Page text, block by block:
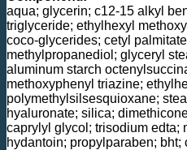
aqua; glycerin; c12-15 alkyl
triglyceride; ethylhexyl
coco-glycerides; cetyl
methylpropanediol; glyceryl
aluminum starch
methoxyphenyl triazine;
polymethylsilsesquioxane;
hyaluronate; silica;
caprylyl glycol; trisodium edta;
hydantoin; propylparaben; bht;